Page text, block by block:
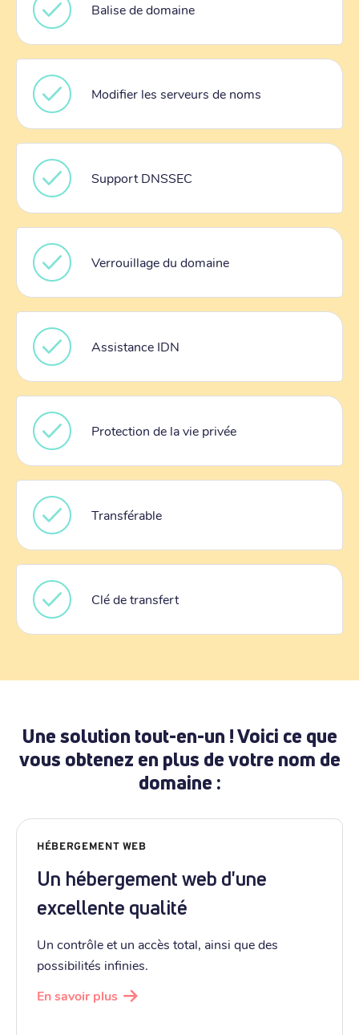
Balise de domaine
Modifier les serveurs de noms
Support DNSSEC
Verrouillage du domaine
Assistance IDN
Protection de la vie privée
Transférable
Clé de transfert
Une solution tout-en-un ! Voici ce que
vous obtenez en plus de votre nom de
domaine :
HÉBERGEMENT WEB
Un hébergement web d'une
excellente qualité
Un contrôle et un accès total, ainsi que des
possibilités infinies.
En savoir plus